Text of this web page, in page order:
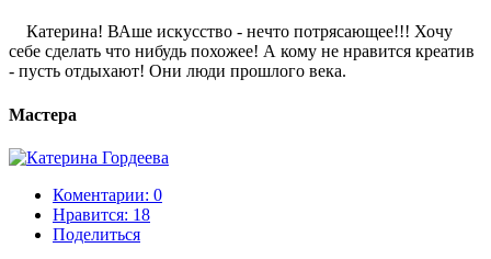
Катерина! ВАше искусство - нечто потрясающее!!! Хочу
себе сделать что нибудь похожее! А кому не нравится креатив
- пусть отдыхают! Они люди прошлого века.
Мастера
Коментарии: 0
Нравится: 18
Поделиться